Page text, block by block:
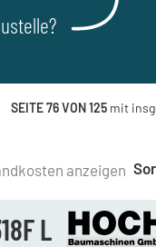
SEITE 76 VON 125 mit
anzeigen
L